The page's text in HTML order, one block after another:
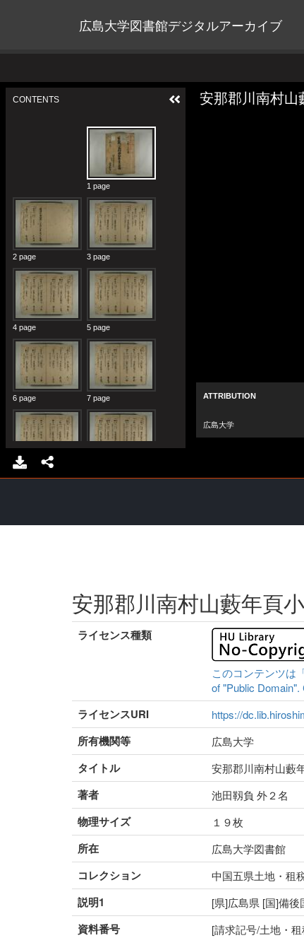
広島大学図書館デジタルアーカイブ
安那郡川南村山藪年頁
ライセンス種類
このコンテンツは
of "Public
ライセンスURI https://
所有機関等 広島大学
タイトル 安那郡川南村山藪
著者 池田靱負 外２名
物理サイズ １９枚
所在 広島大学図書館
コレクション 中国五県土地・租
説明1 [県]広島県 [国]備
資料番号 [請求記号/土地・